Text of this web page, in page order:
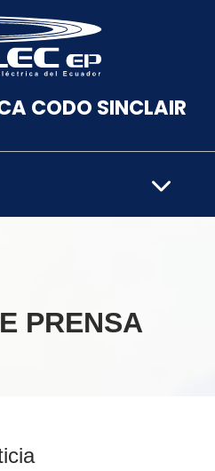
herramientas
CODO SINCLAIR
PRENSA